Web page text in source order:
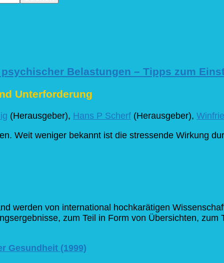
Belastungen – Tipps zum
Unterforderung
(Herausgeber), Hans P Scherf (Herausgeber),
Weit weniger bekannt ist die stressende Wirkung
werden von international hochkarätigen
zum Teil in Form von Übersichten,
Gesundheit (1999)